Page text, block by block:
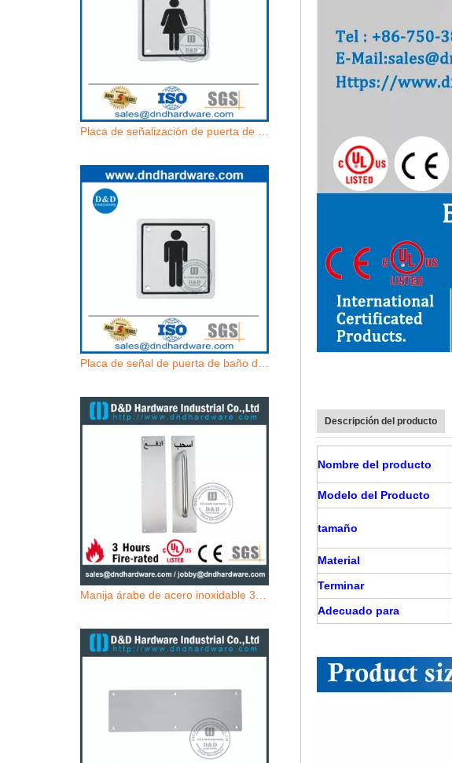
Descripción del producto
Nombre del producto
Modelo del Producto
tamaño
Material
Terminar
Adecuado para